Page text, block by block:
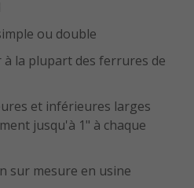
ou double
la plupart des ferrures de
et inférieures larges
jusqu'à 1" à chaque
sur mesure en usine